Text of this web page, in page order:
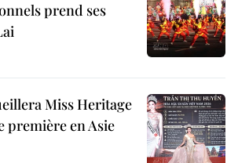
prend ses
Miss Heritage
première en Asie